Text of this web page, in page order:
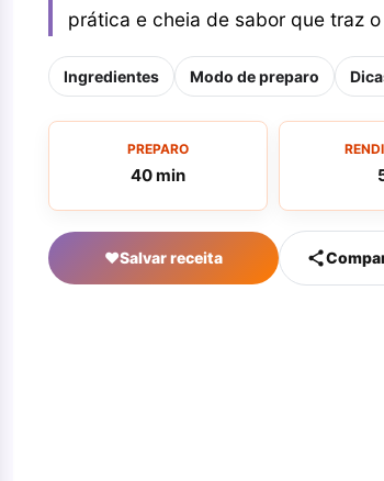
prática e cheia de sabor que traz
Ingredientes Modo de preparo
PREPARO
40 min
♥Salvar receita